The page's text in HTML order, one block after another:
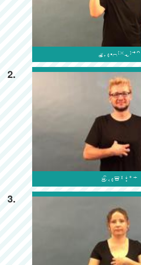

2.

3.